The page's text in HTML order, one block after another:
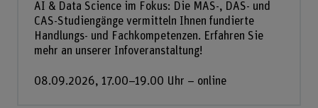
AI & Data Science im Fokus: Die MAS-, DAS- und
CAS-Studiengänge vermitteln Ihnen fundierte
Handlungs- und Fachkompetenzen. Erfahren Sie
mehr an unserer Infoveranstaltung!
08.09.2026, 17.00–19.00 Uhr – online